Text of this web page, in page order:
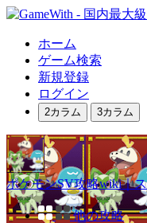
ホーム
ゲーム検索
新規登録
ログイン
2カラム 3カラム
ポケモンSV攻略wiki｜
他の攻略